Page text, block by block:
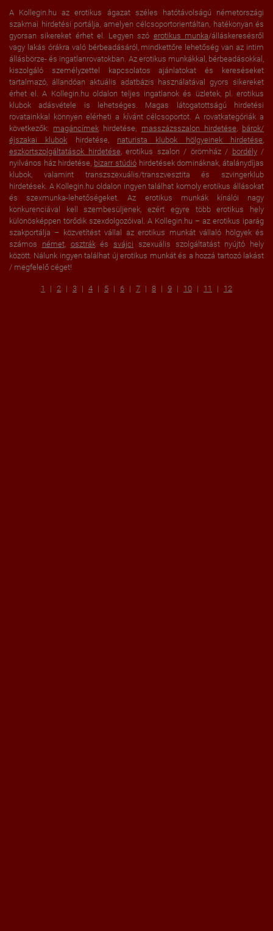
A Kollegin.hu az erotikus ágazat széles hatótávolságú németországi
szakmai hirdetési portálja, amelyen célcsoportorientáltan, hatékonyan és
gyorsan sikereket érhet el. Legyen szó erotikus munka/álláskeresésről
vagy lakás órákra való bérbeadásáról, mindkettőre lehetőség van az intim
állásbörze- és ingatlanrovatokban. Az erotikus munkákkal, bérbeadásokkal,
kiszolgáló személyzettel kapcsolatos ajánlatokat és kereséseket
tartalmazó, állandóan aktuális adatbázis használatával gyors sikereket
érhet el. A Kollegin.hu oldalon teljes ingatlanok és üzletek, pl. erotikus
klubok adásvétele is lehetséges. Magas látogatottságú hirdetési
rovatainkkal könnyen elérheti a kívánt célcsoportot. A rovatkategóriák a
következők: magáncímek hirdetése, masszázsszalon hirdetése, bárok/
éjszakai klubok hirdetése, naturista klubok hölgyeinek hirdetése
eszkortszolgáltatások hirdetése, erotikus szalon / örömház / bordély/
nyilvános ház hirdetése, bizarr stúdióhirdetések domináknak, átalánydíjas
klubok, valamint transzszexuális/transzvesztita és szvingerklub
hirdetések. A Kollegin.hu oldalon ingyen találhat komoly erotikus állásokat
és szexmunka-lehetőségeket. Az erotikus munkák kínálói nagy
konkurenciával kell szembesüljenek, ezért egyre több erotikus hely
különösképpen törődik szexdolgozóival. A Kollegin.hu – az erotikus iparág
szakportálja – közvetítést vállal az erotikus munkát vállaló hölgyek és
számos német, osztrákés svájci szexuális szolgáltatást nyújtó hely
között. Nálunk ingyen találhat új erotikus munkát és a hozzá tartozó lakást
/ megfelelő céget!
1 2 3 4 5 6 7 8 9 10 11 12